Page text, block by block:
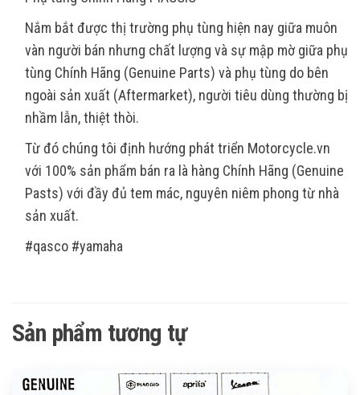
Nắm bắt được thị trường phụ tùng hiện nay giữa muôn
vàn người bán nhưng chất lượng và sự mập mờ giữa phụ
tùng Chính Hãng (Genuine Parts) và phụ tùng do bên
ngoài sản xuất (Aftermarket), người tiêu dùng thường bị
nhầm lẫn, thiệt thòi.
Từ đó chúng tôi định hướng phát triển Motorcycle.vn
với 100% sản phẩm bán ra là hàng Chính Hãng (Genuine
Pasts) với đầy đủ tem mác, nguyên niêm phong từ nhà
sản xuất.
#qasco #yamaha
Sản phẩm tương tự